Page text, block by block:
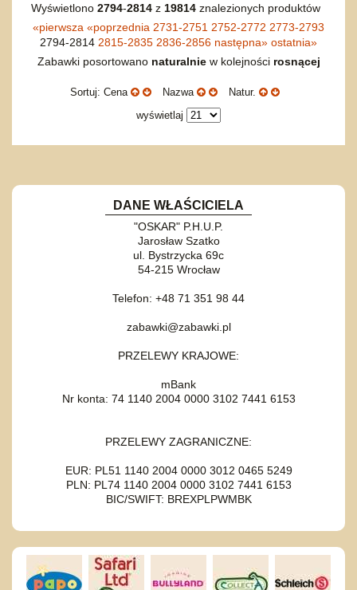
Wyświetlono 2794-2814z 19814znalezionych produktów
«pierwsza «poprzednia 2731-2751 2752-2772 2773-2793
2794-2814 2815-2835 2836-2856 następna» ostatnia»
Zabawki posortowano naturalniew kolejności rosnącej
Sortuj: Cena Nazwa
Natur.
wyświetlaj
DANE WŁAŚCICIELA
"OSKAR" P.H.U.P.
Jarosław Szatko
ul. Bystrzycka 69c
54-215 Wrocław
Telefon: +48 71 351 98 44
zabawki@zabawki.pl
PRZELEWY KRAJOWE:
mBank
Nr konta: 74 1140 2004 0000 3102 7441 6153
PRZELEWY ZAGRANICZNE:
EUR: PL51 1140 2004 0000 3012 0465 5249
PLN: PL74 1140 2004 0000 3102 7441 6153
BIC/SWIFT: BREXPLPWMBK